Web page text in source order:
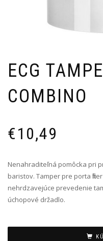
ECG
COMBINO
€10,49
Nenahraditeľná pomôcka pri
baristov. Tamper pre porta
nehrdzavejúce prevedenie
úchopové držadlo.